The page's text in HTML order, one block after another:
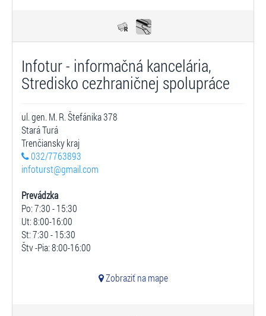
Infotur - informačná kancelária,
Stredisko cezhraničnej spolupráce
ul. gen. M. R. Štefánika 378
Stará Turá
Trenčiansky kraj
032/7763893
infoturst@gmail.com
Prevádzka
Po: 7:30 - 15:30
Ut: 8:00-16:00
St: 7:30 - 15:30
Štv -Pia: 8:00-16:00
Zobraziť na mape